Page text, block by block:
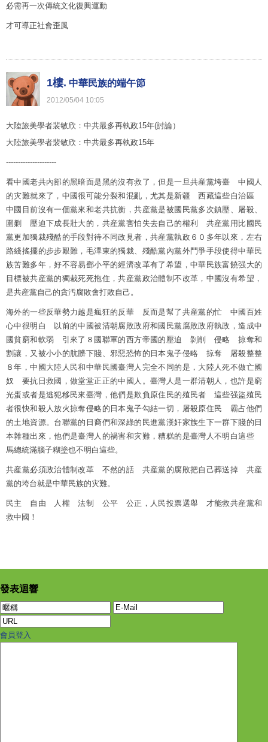
必需再一次傳統文化復興運動
才可導正社會歪風
1樓. 中華民族的端午節
2012/05/04 10:05
大陸旅美學者裴敏欣：中共最多再執政15年(討論）
大陸旅美學者裴敏欣：中共最多再執政15年
---------------------
看中國老共內部的黑暗面是黑的沒有救了，但是一旦共産黨垮臺 中國人
的灾難就來了，中國很可能分裂和混亂，尤其是新疆 西藏這些自治區
中國目前沒有一個黨來和老共抗衡，共産黨是被國民黨多次鎮壓、屠殺、
圍剿 壓迫下成長壯大的，共産黨害怕失去自己的權利 共産黨用比國民
黨更加獨裁殘酷的手段對待不同政見者，共産黨執政６０多年以來，左右
路綫搖擺的步步艱難，毛澤東的獨裁、殘酷黨內黨外鬥爭手段使得中華民
族苦難多年，好不容易鄧小平的經濟改革有了希望，中華民族富饒强大的
目標被共産黨的獨裁死死拖住，共産黨政治體制不改革，中國沒有希望，
是共産黨自己的貪汚腐敗會打敗自己。
海外的一些反華勢力越是瘋狂的反華 反而是幫了共産黨的忙 中國百姓
心中很明白 以前的中國被清朝腐敗政府和國民黨腐敗政府執政，造成中
國貧窮和軟弱 引來了８國聯軍的西方帝國的壓迫 剝削 侵略 掠奪和
割讓，又被小小的肮髒下賤、邪惡恐怖的日本鬼子侵略 掠奪 屠殺整整
８年，中國大陸人民和中華民國臺灣人完全不同的是，大陸人死不做亡國
奴 要抗日救國，做堂堂正正的中國人。臺灣人是一群清朝人，也許是窮
光蛋或者是逃犯移民來臺灣，他們是欺負原住民的殖民者 這些强盜殖民
者很快和殺人放火掠奪侵略的日本鬼子勾結一切，屠殺原住民 霸占他們
的土地資源。台聯黨的日裔們和深綠的民進黨漢奸家族生下一群下賤的日
本雜種出來，他們是臺灣人的禍害和灾難，糟糕的是臺灣人不明白這些
馬總統滿腦子糊塗也不明白這些。
共産黨必須政治體制改革 不然的話 共産黨的腐敗把自己葬送掉 共産
黨的垮台就是中華民族的灾難。
民主 自由 人權 法制 公平 公正，人民投票選舉 才能救共産黨和
救中國！
發表迴響
會員登入